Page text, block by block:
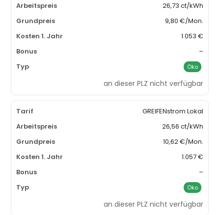
26,73 ct/kWh
9,80 €/Mon.
1.053 €
–
Öko
an dieser PLZ nicht verfügbar
GREIFENstrom Lokal
26,56 ct/kWh
10,62 €/Mon.
1.057 €
–
Öko
an dieser PLZ nicht verfügbar